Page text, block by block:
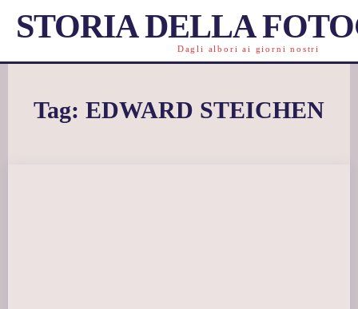
STORIA DELLA
Dagli albori ai giorni nostri
Tag: EDWARD STEICHEN